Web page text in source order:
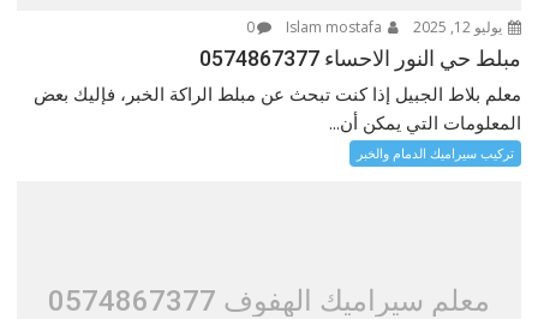
يوليو 12, 2025 0
مبلط حي النور الاحساء 0574867377
معلم بلاط الجبيل إذا كنت تبحث عن مبلط الراكة الخبر، فإليك بعض
المعلومات التي يمكن أن...
تركيب سيراميك الدمام والخبر
معلم سيراميك الهفوف 0574867377